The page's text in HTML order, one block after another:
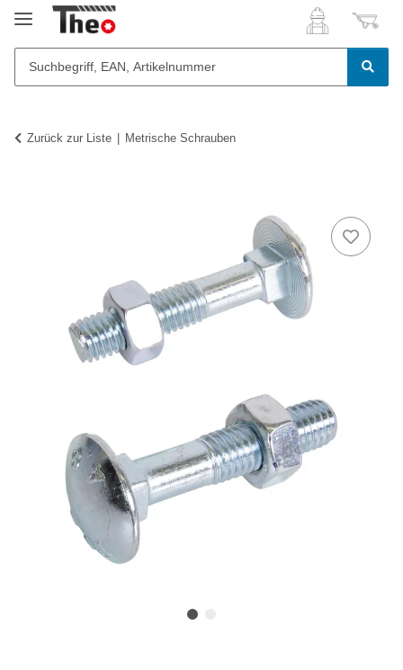
Zurück zur Liste Metrische Schrauben